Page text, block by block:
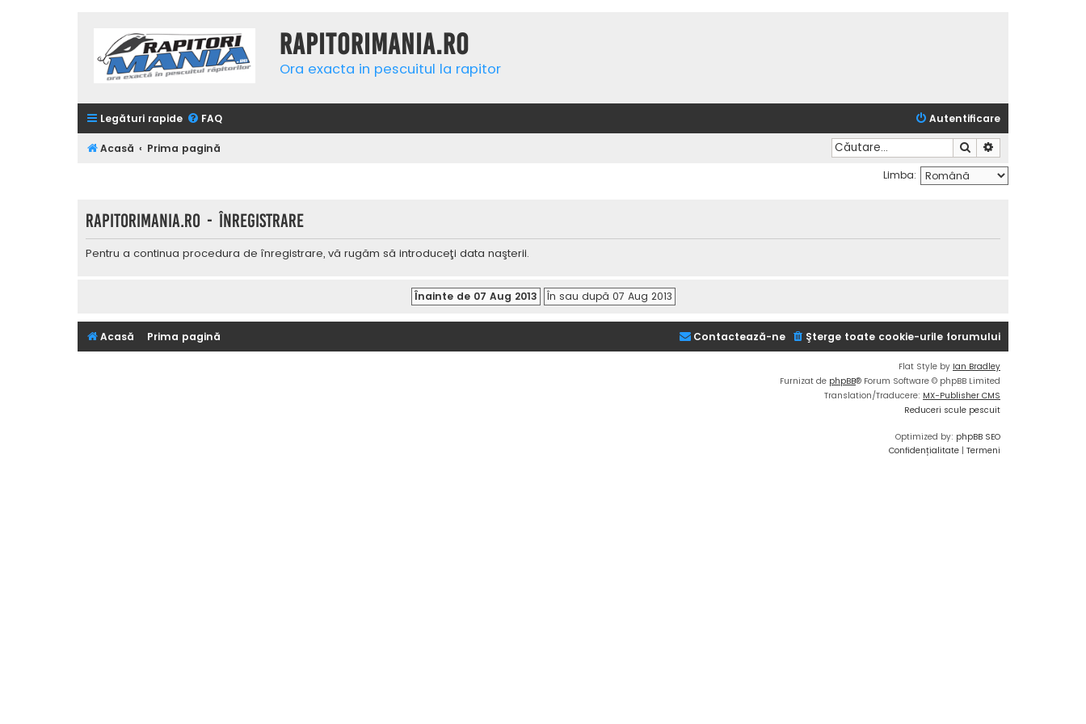
Rapitorimania.ro
Ora exacta in pescuitul la rapitor
Legături rapide FAQ Autentificare
Acasă Prima pagină Căutare
Limba:
Rapitorimania.ro - Înregistrare
Pentru a continua procedura de înregistrare, vă rugăm să introduceţi data naşterii.
Acasă Prima pagină Şterge toate cookie-urile forumului
Contactează-ne
Flat Style by Ian Bradley
Furnizat de phpBB® Forum Software © phpBB Limited
Translation/Traducere: MX-Publisher CMS
Reduceri scule pescuit
Optimized by: phpBB SEO
Confidențialitate | Termeni